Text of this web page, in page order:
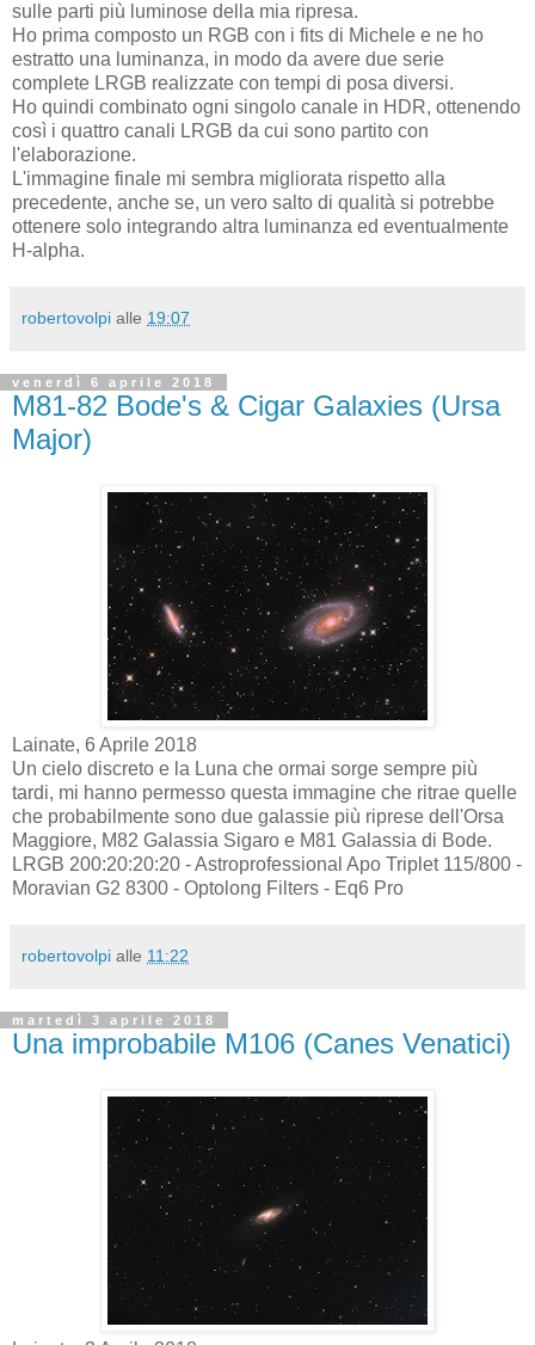
sulle parti più luminose della mia ripresa.
Ho prima composto un RGB con i fits di Michele e ne ho
estratto una luminanza, in modo da avere due serie
complete LRGB realizzate con tempi di posa diversi.
Ho quindi combinato ogni singolo canale in HDR, ottenendo
così i quattro canali LRGB da cui sono partito con
l'elaborazione.
L'immagine finale mi sembra migliorata rispetto alla
precedente, anche se, un vero salto di qualità si potrebbe
ottenere solo integrando altra luminanza ed eventualmente
H-alpha.
robertovolpi alle 19:07
venerdì 6 aprile 2018
M81-82 Bode's & Cigar Galaxies (Ursa
Major)
Lainate, 6 Aprile 2018
Un cielo discreto e la Luna che ormai sorge sempre più
tardi, mi hanno permesso questa immagine che ritrae quelle
che probabilmente sono due galassie più riprese dell'Orsa
Maggiore, M82 Galassia Sigaro e M81 Galassia di Bode.
LRGB 200:20:20:20 - Astroprofessional Apo Triplet 115/800 -
Moravian G2 8300 - Optolong Filters - Eq6 Pro
robertovolpi alle 11:22
martedì 3 aprile 2018
Una improbabile M106 (Canes Venatici)